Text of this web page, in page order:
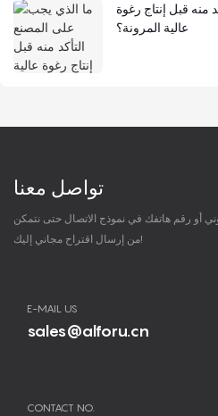
منه قبل إنتاج رغوة
عالية المرونة؟
تواصل معنا
أو رقم هاتفك في نموذج الاتصال حتى نتمكن
من إرسال اقتراح مجاني إليك!
E-MAIL US
sales@alforu.cn
CONTACT NO.